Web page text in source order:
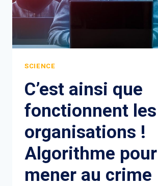
SCIENCE
C’est ainsi que
fonctionnent les
organisations !
Algorithme pour
mener au crime